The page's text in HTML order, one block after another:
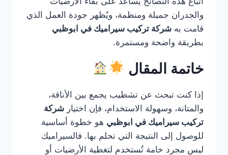
والجدران جميلة ومنظمة، ويُظهر جودة العمل الذي
قامت به شركة تركيب سيراميك في ابوظبي
بطريقة واضحة ومستمرة.
خاتمة المقال
إذا كنت تبحث عن تشطيب يجمع بين الأناقة،
والمتانة، وسهولة الاستخدام، فإن اختيار شركة
تركيب سيراميك في ابوظبي هو خطوة أساسية
للوصول إلى النتيجة التي تحلم بها. فالسيراميك
ليس مجرد خامة تُستخدم لتغطية الأرضيات أو